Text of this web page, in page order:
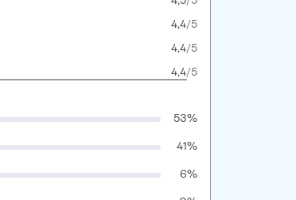
4,4/5
4,4/5
4,4/5
53%
41%
6%